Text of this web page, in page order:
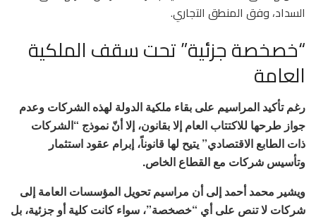
السداد، وفق المنطق التجاري.
“خصخصة جزئية” تحت سقف الملكية
العامة
رغم تأكيد المراسيم على بقاء ملكية الدولة لهذه الشركات وعدم
جواز طرحها للاكتتاب العام إلا بقانون، إلا أنّ نموذج “الشركات
ذات الطابع الاقتصادي” يتيح لها قانوناً، إبرام عقود استثمار
وتأسيس شركات مع القطاع الخاص.
ويشير محمد أحمد إلى أن مراسيم تحويل المؤسسات العامة إلى
شركات لا تنص على أي “خصخصة”، سواء كانت كلية أو جزئية، بل